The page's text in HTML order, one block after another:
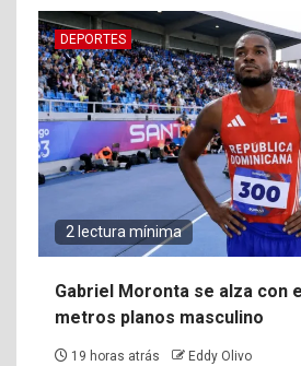
DEPORTES
2 lectura mínima
Gabriel Moronta se alza con
metros planos masculino
19 horas atrás Eddy Olivo